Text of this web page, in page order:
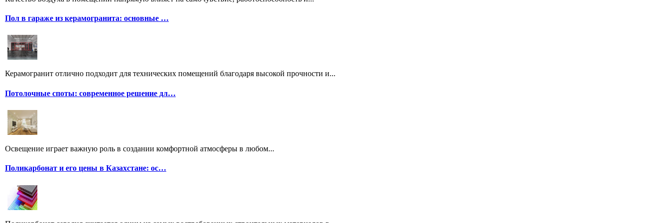
Пол в гараже из керамогранита: основные …
Керамогранит отлично подходит для технических помещений благодаря высокой прочности и...
Потолочные споты: современное решение дл…
Освещение играет важную роль в создании комфортной атмосферы в любом...
Поликарбонат и его цены в Казахстане: ос…